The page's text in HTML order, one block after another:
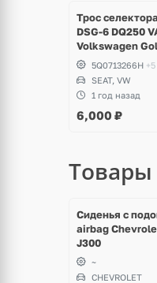
Tрос
DSG-6 DQ250
Volkswagen
Alltrack, Seat
5Q0713266H +5
SEAT, VW
1 год назад
6,000 ₽
Товары
Сиденья с
airbag
J300
~
CHEVROLET